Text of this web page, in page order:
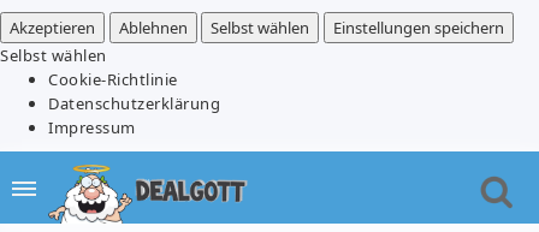
Akzeptieren
Ablehnen Selbst wählen
Einstellungen speichern
Selbst wählen
Cookie-Richtlinie
Datenschutzerklärung
Impressum